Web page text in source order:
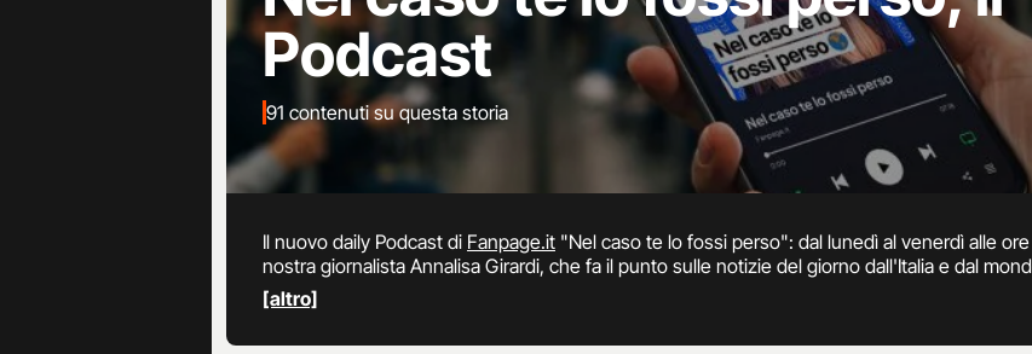
Podcast
91 contenuti su questa storia
Il nuovo daily Podcast di Fanpage.it "Nel caso te lo fossi perso": dal lunedì al venerdì alle
nostra giornalista Annalisa Girardi, che fa il punto sulle notizie del giorno dall'Italia e dal
[altro]